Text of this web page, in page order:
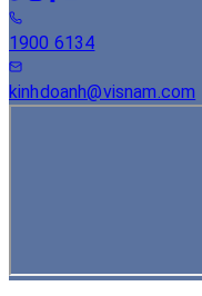
1900 6134
kinhdoanh@visnam.com